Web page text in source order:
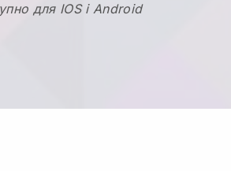
для IOS і Android